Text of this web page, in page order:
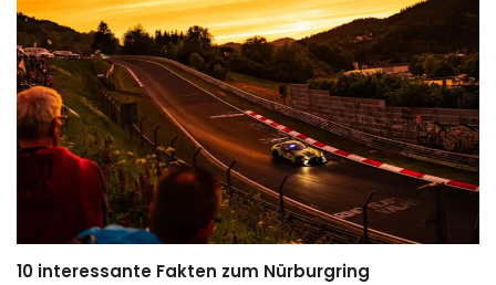
10 interessante Fakten zum Nürburgring